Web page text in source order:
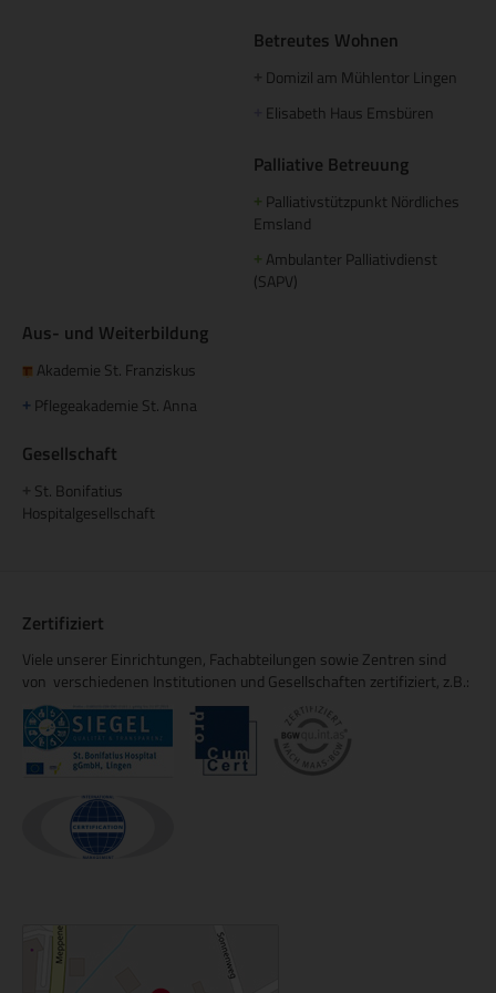
Betreutes Wohnen
Domizil am Mühlentor Lingen
Elisabeth Haus Emsbüren
Palliative Betreuung
+ Palliativstützpunkt Nördliches
Emsland
+ Ambulanter Palliativdienst
(SAPV)
Aus- und Weiterbildung
Akademie St. Franziskus
+ Pflegeakademie St. Anna
Gesellschaft
St. Bonifatius
Hospitalgesellschaft
Zertifiziert
Viele unserer Einrichtungen, Fachabteilungen sowie Zentren sind
von verschiedenen Institutionen und Gesellschaften zertifiziert, z.B.: